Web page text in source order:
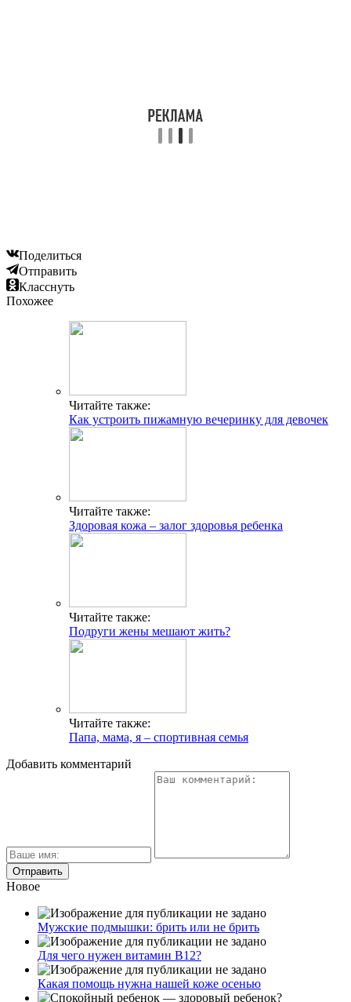
Поделиться
Отправить
Класснуть
Похожее
Читайте также:
Как устроить пижамную вечеринку для девочек
Читайте также:
Здоровая кожа – залог здоровья ребенка
Читайте также:
Подруги жены мешают жить?
Читайте также:
Папа, мама, я – спортивная семья
Добавить комментарий
Новое
Мужские подмышки: брить или не брить
Для чего нужен витамин В12?
Какая помощь нужна нашей коже осенью